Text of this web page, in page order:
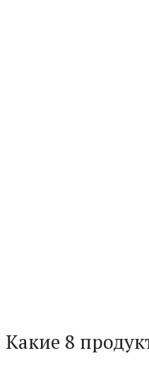
Какие 8